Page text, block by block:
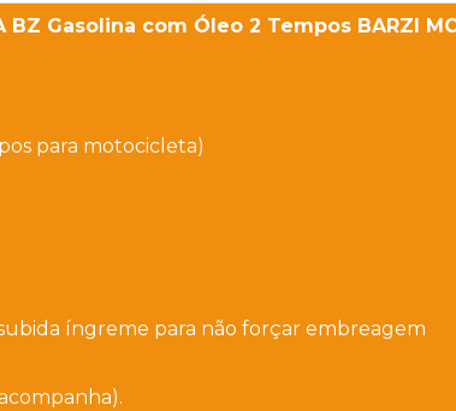
Gasolina com Óleo 2 Tempos BARZI
para motocicleta)
íngreme para não forçar embreagem